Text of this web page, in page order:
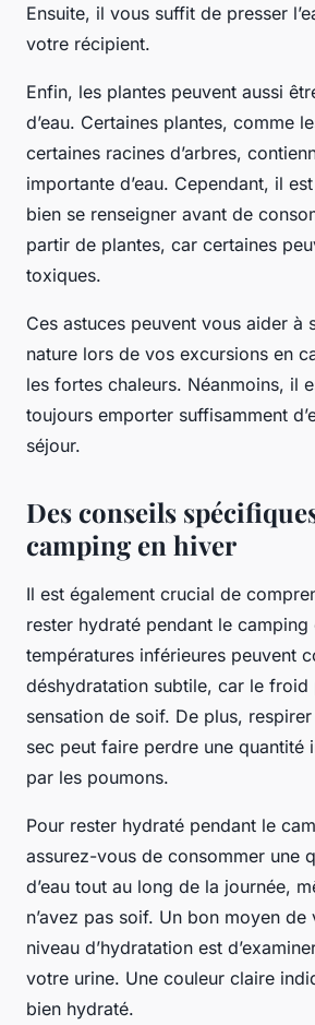
Ensuite, il vous suffit de presser
votre récipient.
Enfin, les plantes peuvent aussi
d’eau. Certaines plantes, comme
certaines racines d’arbres,
importante d’eau. Cependant, il
bien se renseigner avant de
partir de plantes, car certaines
toxiques.
Ces astuces peuvent vous aider à
nature lors de vos excursions en
les fortes chaleurs. Néanmoins, il
toujours emporter suffisamment
séjour.
Des conseils
camping en hiver
Il est également crucial de
rester hydraté pendant le camping
températures inférieures peuvent
déshydratation subtile, car le froid
sensation de soif. De plus,
sec peut faire perdre une quantité
par les poumons.
Pour rester hydraté pendant le
assurez-vous de consommer une
d’eau tout au long de la journée,
n’avez pas soif. Un bon moyen
niveau d’hydratation est
votre urine. Une couleur claire
bien hydraté.